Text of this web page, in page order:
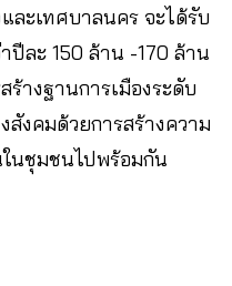
ละเทศบาลนคร​ จะได้รับ
ปีละ 150 ล้าน​ -​170 ล้าน
ร้างฐานการเมืองระดับ
งคมด้วยการสร้างความ
นชุมชนไปพร้อมกัน